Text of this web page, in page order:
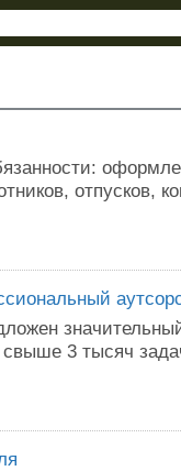
отпусков,
свыше 3 тысяч